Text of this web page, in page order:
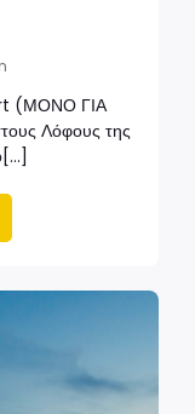
(ΜΟΝΟ ΓΙΑ
Λόφους της